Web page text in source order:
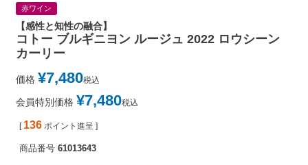
赤ワイン
【感性と知性の融合】
コトー ブルギニヨン ルージュ 2022 ロウシーン
カーリー
価格 ¥7,480税込
会員特別価格 ¥7,480税込
[ 136 ポイント進呈 ]
商品番号 61013643